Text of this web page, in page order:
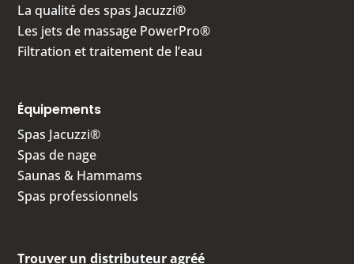
La qualité des spas Jacuzzi®
Les jets de massage PowerPro®
Filtration et traitement de l’eau
Équipements
Spas Jacuzzi®
Spas de nage
Saunas & Hammams
Spas professionnels
Trouver un distributeur agréé